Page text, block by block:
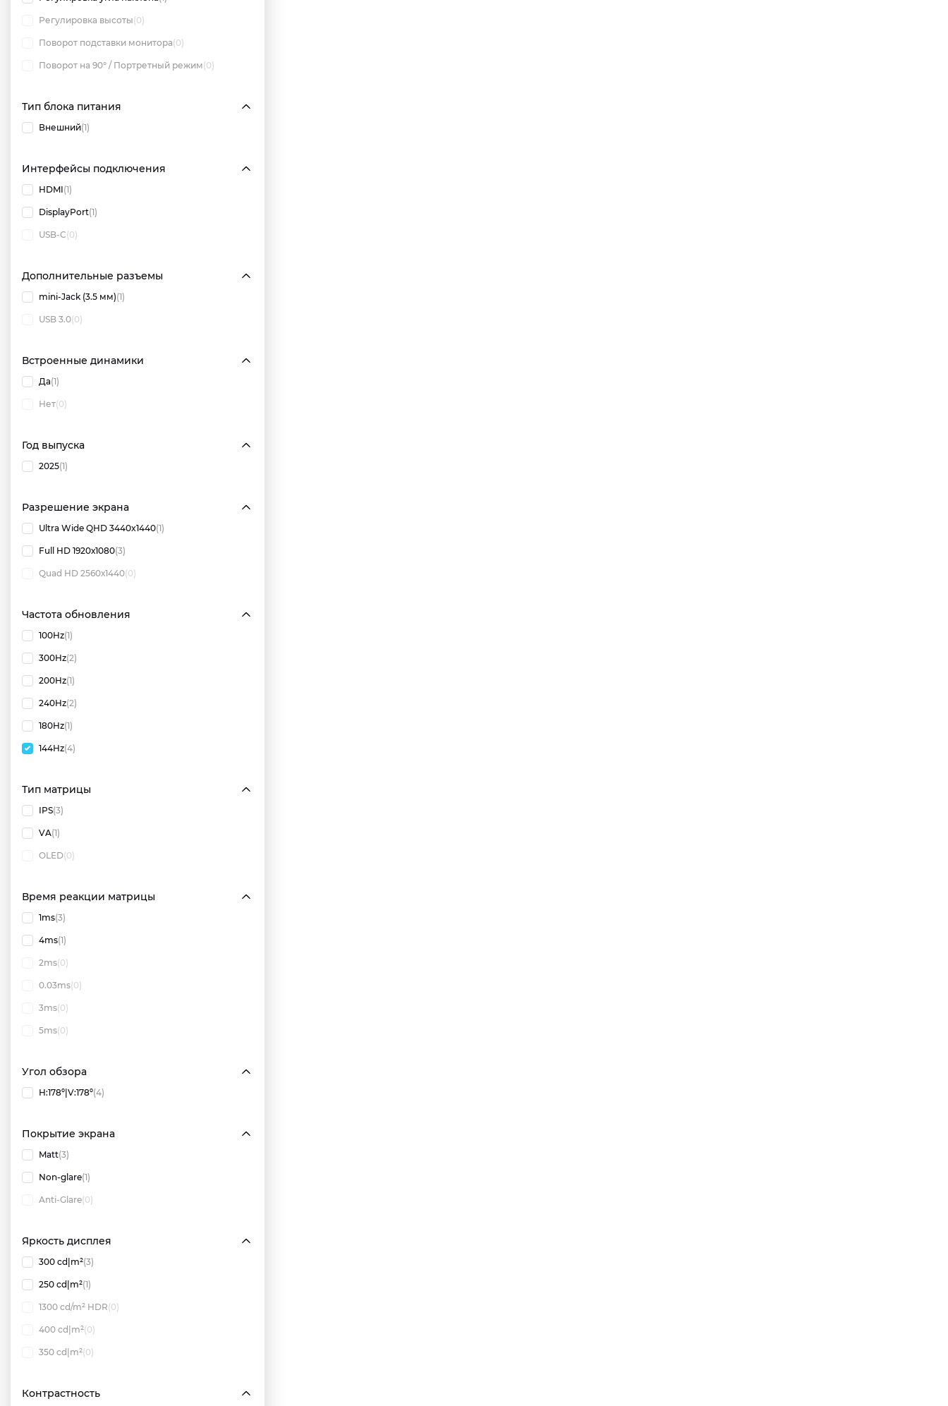
Регулировка высоты(0)
Поворот подставки монитора(0)
Поворот на 90° / Портретный режим(0)
Тип блока питания
Внешний(1)
Интерфейсы подключения
HDMI(1)
DisplayPort(1)
USB-C(0)
Дополнительные разъемы
mini-Jack (3.5 мм)(1)
USB 3.0(0)
Встроенные динамики
Да(1)
Нет(0)
Год выпуска
2025(1)
Разрешение экрана
Ultra Wide QHD 3440x1440(1)
Full HD 1920х1080(3)
Quad HD 2560х1440(0)
Частота обновления
100Hz(1)
300Hz(2)
200Hz(1)
240Hz(2)
180Hz(1)
144Hz(4)
Тип матрицы
IPS(3)
VA(1)
OLED(0)
Время реакции матрицы
1ms(3)
4ms(1)
2ms(0)
0.03ms(0)
3ms(0)
5ms(0)
Угол обзора
H:178º|V:178º(4)
Покрытие экрана
Matt(3)
Non-glare(1)
Anti-Glare(0)
Яркость дисплея
300 cd|m²(3)
250 cd|m²(1)
1300 cd/m² HDR(0)
400 cd|m²(0)
350 cd|m²(0)
Контрастность